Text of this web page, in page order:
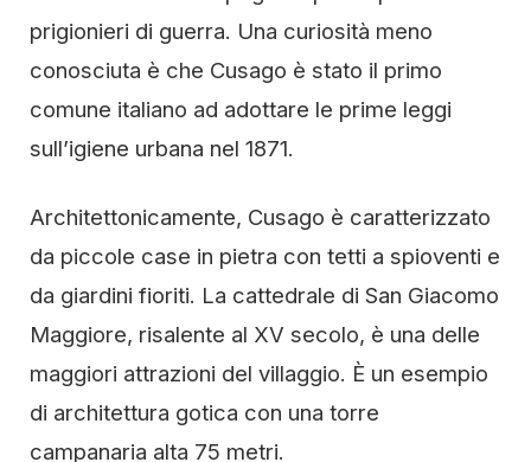
prigionieri di guerra. Una curiosità meno
conosciuta è che Cusago è stato il primo
comune italiano ad adottare le prime leggi
sull’igiene urbana nel 1871.
Architettonicamente, Cusago è caratterizzato
da piccole case in pietra con tetti a spioventi e
da giardini fioriti. La cattedrale di San Giacomo
Maggiore, risalente al XV secolo, è una delle
maggiori attrazioni del villaggio. È un esempio
di architettura gotica con una torre
campanaria alta 75 metri.